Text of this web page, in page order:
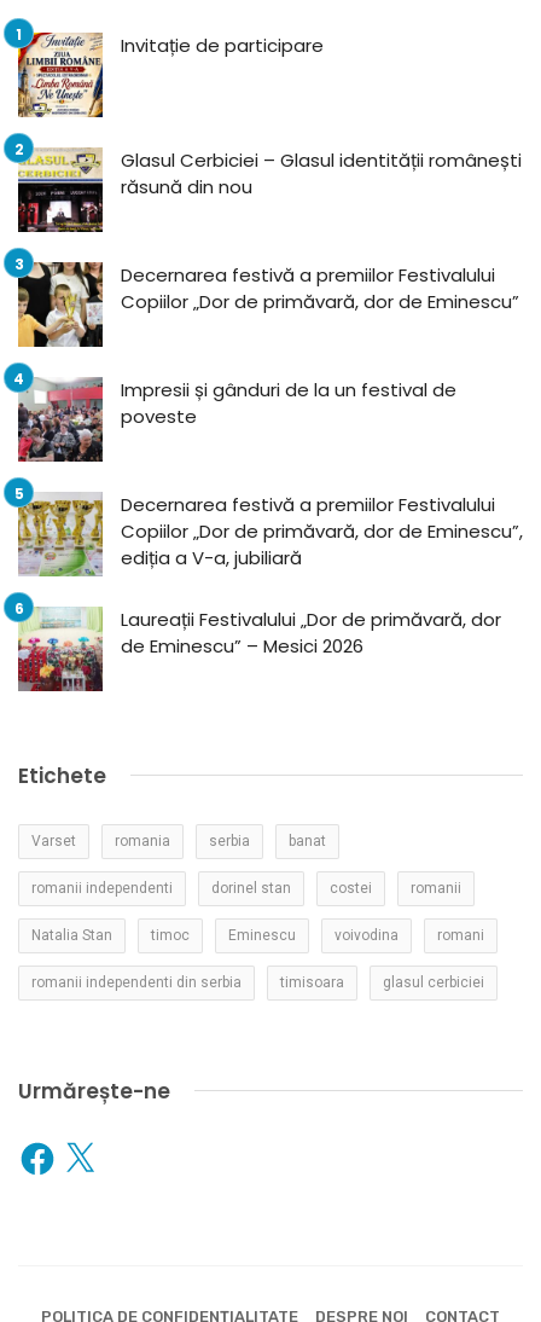
Invitație de participare
Glasul Cerbiciei – Glasul identității românești
răsună din nou
Decernarea festivă a premiilor Festivalului
Copiilor „Dor de primăvară, dor de Eminescu”
Impresii și gânduri de la un festival de
poveste
Decernarea festivă a premiilor Festivalului
Copiilor „Dor de primăvară, dor de Eminescu”,
ediția a V-a, jubiliară
Laureații Festivalului „Dor de primăvară, dor
de Eminescu” – Mesici 2026
Etichete
Varset romania serbia banat
romanii independenti dorinel stan costei romanii
Natalia Stan timoc Eminescu voivodina romani
romanii independenti din serbia timisoara glasul cerbiciei
Urmărește-ne
Facebook
X
POLITICA DE CONFIDENȚIALITATE DESPRE NOI CONTACT